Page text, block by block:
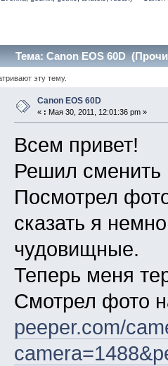
Тема: Canon EOS 60D
эту тему.
Canon EOS 60D
« : Мая 30, 2011, 12:01:36 pm »
Всем привет!
Решил сменить
Посмотрел
сказать я
чудовищные.
Теперь меня
Смотрел фото
peeper.com/